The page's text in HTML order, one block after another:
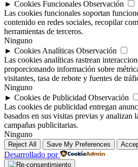
► Cookies Funcionales Observación
Las cookies funcionales soportan
contenido en redes sociales, recopilar
herramientas de terceros.
Ninguno
► Cookies Analíticas Observación
Las cookies analíticas rastrean
proporcionando información sobre
visitantes, tasa de rebote y fuentes de
Ninguno
► Cookies de Publicidad Observación
Las cookies de publicidad entregan
basados en sus visitas previas y analizan
campañas publicitarias.
Ninguno
Reject All Save My Preferences
Desarrollado por